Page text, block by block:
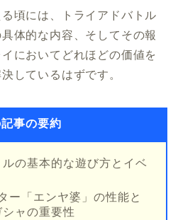
頃には、トライアドバトル
体的な内容、そしてその報
においてどれほどの価値を
しているはずです。
事の要約
ルの基本的な遊び方とイベ
ー「エンヤ婆」の性能と
ャの重要性